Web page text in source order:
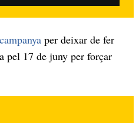
per deixar de fer
pel 17 de juny per forçar